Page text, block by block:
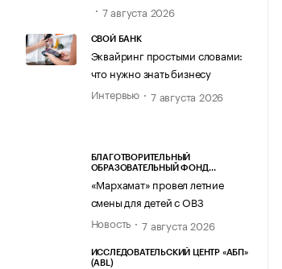
7 августа 2026
СВОЙ БАНК
Эквайринг простыми словами:
что нужно знать бизнесу
Интервью
7 августа 2026
БЛАГОТВОРИТЕЛЬНЫЙ
ОБРАЗОВАТЕЛЬНЫЙ ФОНД
«Мархамат» провел летние
смены для детей с ОВЗ
Новость
7 августа 2026
ИССЛЕДОВАТЕЛЬСКИЙ ЦЕНТР «АБП»
(ABL)